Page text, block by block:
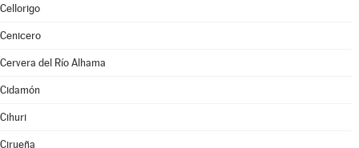
Cellorigo
Cenicero
Cervera del Río Alhama
Cidamón
Cihuri
Cirueña